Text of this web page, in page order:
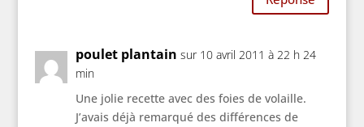
poulet plantain sur 10 avril 2011 à 22 h 24
min
Une jolie recette avec des foies de volaille.
J’avais déjà remarqué des différences de